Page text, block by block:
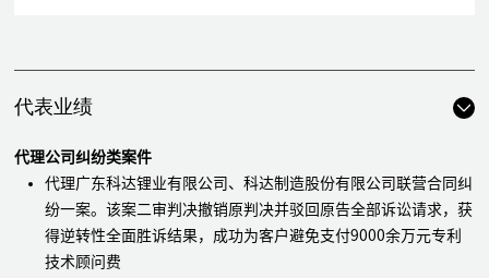
代表业绩
代理公司纠纷类案件
代理广东科达锂业有限公司、科达制造股份有限公司联营合同纠
纷一案。该案二审判决撤销原判决并驳回原告全部诉讼请求，获
得逆转性全面胜诉结果，成功为客户避免支付9000余万元专利
技术顾问费